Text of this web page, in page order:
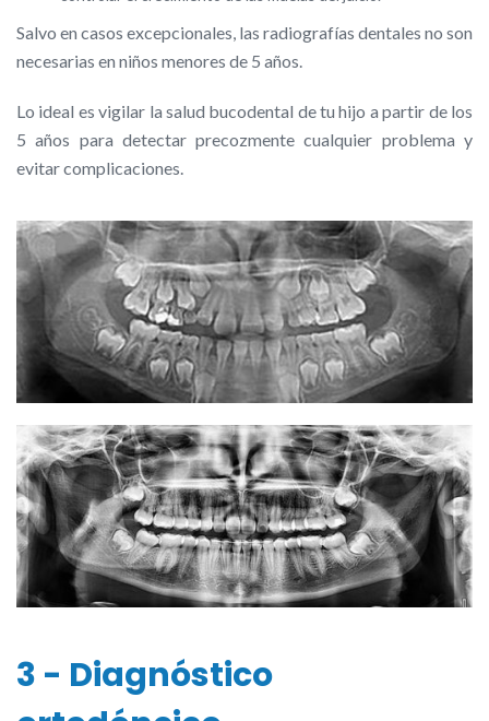
Salvo en casos excepcionales, las radiografías dentales no son
necesarias en niños menores de 5 años.
Lo ideal es vigilar la salud bucodental de tu hijo a partir de los
5 años para detectar precozmente cualquier problema y
evitar complicaciones.
3 - Diagnóstico